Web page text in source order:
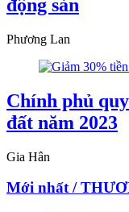
động sản
Phương Lan
Chính phủ
đất năm 2023
Gia Hân
Mới nhất /